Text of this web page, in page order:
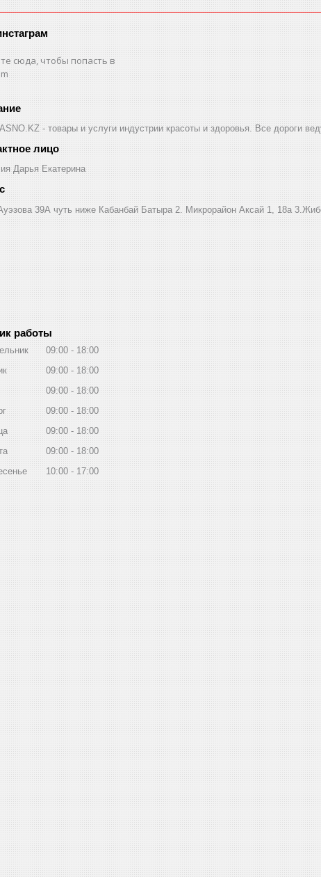
сюда, чтобы попасть в
- товары и услуги индустрии красоты и здоровья. Все дороги
Дарья Екатерина
39А чуть ниже Кабанбай Батыра ㅤㅤㅤㅤㅤㅤㅤㅤㅤㅤㅤㅤㅤㅤ2. ​Микрорайон Аксай
работы
09:00
18:00
09:00
18:00
09:00
18:00
09:00
18:00
09:00
18:00
09:00
18:00
10:00 17:00